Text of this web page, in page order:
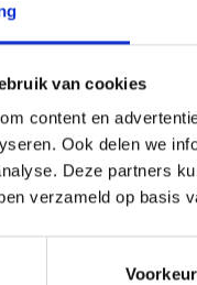
van cookies
content en
Ook delen we
Deze partners
verzameld op basis
Type